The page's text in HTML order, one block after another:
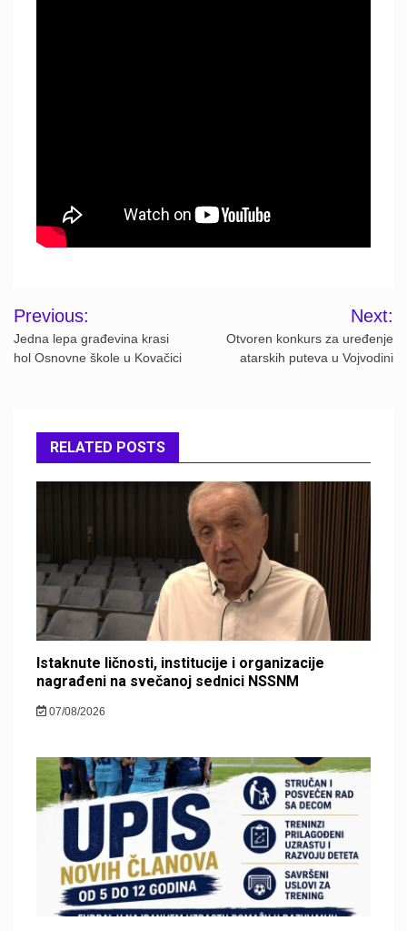
Post
navigation
Previous:
Jedna lepa građevina krasi
hol Osnovne škole u Kovačici
Next:
Otvoren konkurs za uređenje
atarskih puteva u Vojvodini
RELATED POSTS
Istaknute ličnosti, institucije i organizacije
nagrađeni na svečanoj sednici NSSNM
07/08/2026